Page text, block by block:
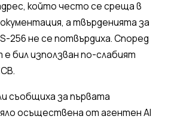
който често се среща в
а твърденията за
256 не се потвърдиха. Според
бил използван по-слабият